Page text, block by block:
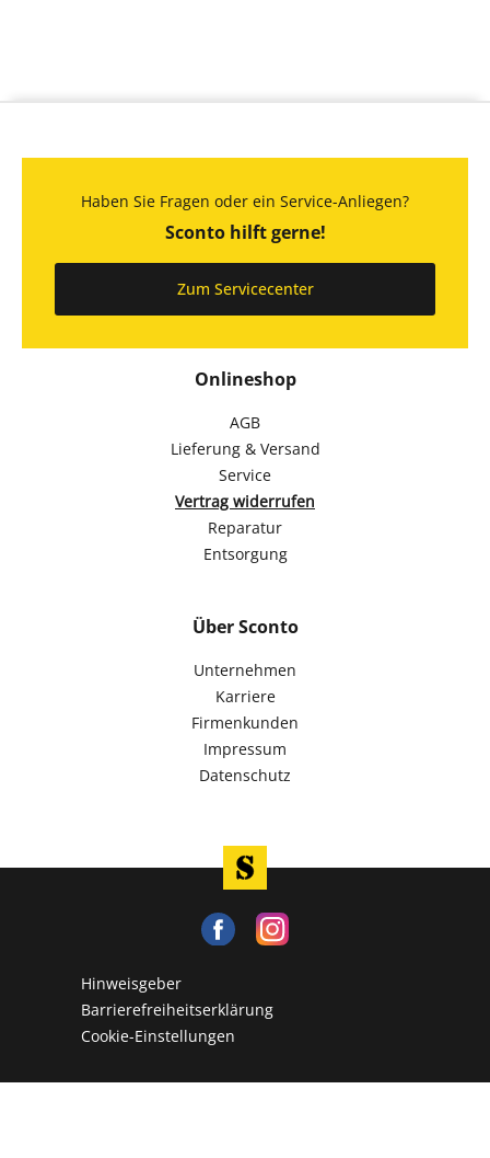
Onlineshop
AGB
Lieferung & Versand
Service
Vertrag widerrufen
Reparatur
Entsorgung
Über Sconto
Unternehmen
Karriere
Firmenkunden
Impressum
Datenschutz
Haben Sie Fragen oder ein Service-Anliegen?
Sconto hilft gerne!
Zum Servicecenter
Hinweisgeber
Barrierefreiheitserklärung
Cookie-Einstellungen